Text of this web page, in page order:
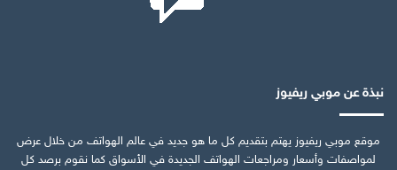
نبذة عن موبي ريفيوز
موقع موبي ريفيوز يهتم بتقديم كل ما هو جديد في عالم الهواتف من خلال عرض
لمواصفات وأسعار ومراجعات الهواتف الجديدة في الأسواق كما نقوم برصد كل